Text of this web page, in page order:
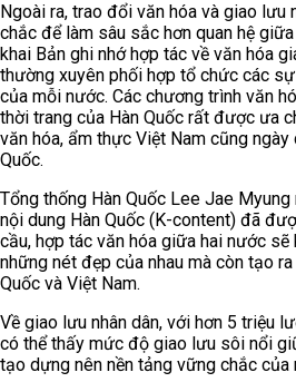
Ngoài ra, trao đổi văn hóa và giao lưu
chắc để làm sâu sắc hơn quan hệ
khai Bản ghi nhớ hợp tác về văn hóa
thường xuyên phối hợp tổ chức các
của mỗi nước. Các chương trình văn
thời trang của Hàn Quốc rất được ưa
văn hóa, ẩm thực Việt Nam cũng
Quốc.
Tổng thống Hàn Quốc Lee Jae
nội dung Hàn Quốc (K-content) đã
cầu, hợp tác văn hóa giữa hai nước
những nét đẹp của nhau mà còn tạo
Quốc và Việt Nam.
Về giao lưu nhân dân, với hơn 5 triệu
có thể thấy mức độ giao lưu sôi nổi
tạo dựng nên nền tảng vững chắc của